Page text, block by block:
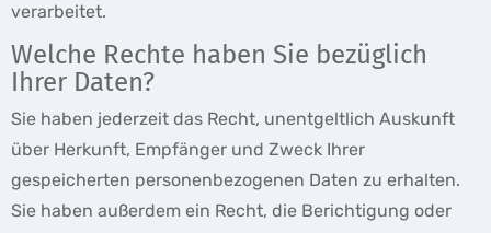
verarbeitet.
Welche Rechte haben Sie bezüglich
Ihrer Daten?
Sie haben jederzeit das Recht, unentgeltlich Auskunft
über Herkunft, Empfänger und Zweck Ihrer
gespeicherten personenbezogenen Daten zu erhalten.
Sie haben außerdem ein Recht, die Berichtigung oder